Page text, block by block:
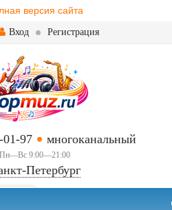
версия сайта
Вход Регистрация
01-97 многоканальный
Пн—Вс 9:00—21:00
Петербург